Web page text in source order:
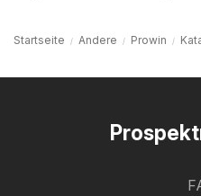
Startseite Andere Prowin